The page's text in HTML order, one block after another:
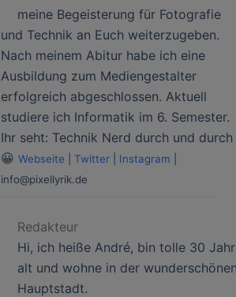
meine Begeisterung für Fotografie
und Technik an Euch weiterzugeben.
Nach meinem Abitur habe ich eine
Ausbildung zum Mediengestalter
erfolgreich abgeschlossen. Aktuell
studiere ich Informatik im 6. Semester.
Ihr seht: Technik Nerd durch und durch
😀 Webseite Twitter Instagram
info@pixellyrik.de
Redakteur
Hi, ich heiße André, bin tolle 30
alt und wohne in der
Hauptstadt.